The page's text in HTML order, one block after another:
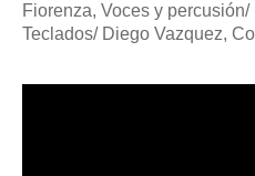
Fiorenza, Voces y
Teclados/ Diego Vazquez,